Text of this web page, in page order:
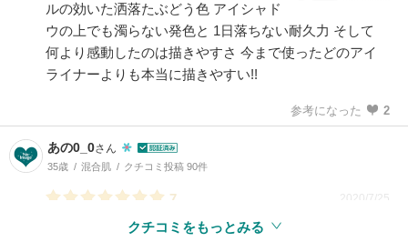
ルの効いた洒落たぶどう色 アイシャド
ウの上でも濁らない発色と 1日落ちない耐久力 そして
何より感動したのは描きやすさ 今まで使ったどのアイ
ライナーよりも本当に描きやすい!!
参考になった 2
あの0_0さん
35歳 混合肌 クチコミ投稿 90件
7 2020/7/25
クチコミをもっとみる